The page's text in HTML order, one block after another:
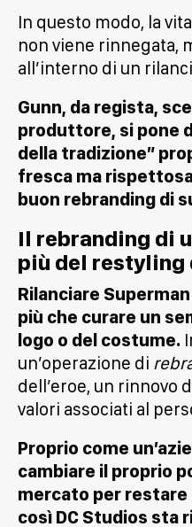
In questo modo, la
non viene rinnegata,
all’interno di un
Gunn, da regista,
produttore, si pone
della tradizione”
fresca ma
buon rebranding di
Il rebranding di
più del restyling
Rilanciare
più che curare un
logo o del costume.
un’operazione di
dell’eroe, un rinnovo
valori associati al
Proprio come
cambiare il proprio
mercato per restare
così DC Studios sta